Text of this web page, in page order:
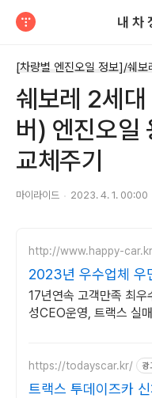
내 차
[차량별 엔진오일 정보]/쉐보
쉐보레 2세
버) 엔진오일
교체주기
마이라이드 2023. 4. 1. 00:00
http://www.happy-car.kr
2023년 우수업체 우
우수모범업체에서!
17년연속 고객만족 최
성CEO운영, 트랙스 실
https://todayscar.kr/ 광
트랙스 투데이즈카